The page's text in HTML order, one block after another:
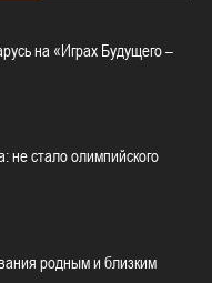
на «Играх Будущего –
не стало олимпийского
родным и близким